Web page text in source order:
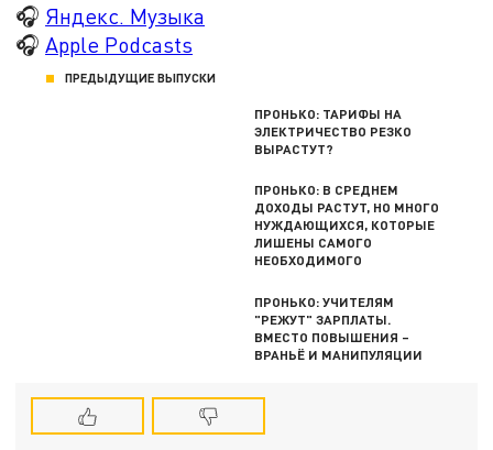
🎧 Яндекс. Музыка
🎧 Apple Podcasts
ПРЕДЫДУЩИЕ ВЫПУСКИ
ПРОНЬКО: ТАРИФЫ НА
ЭЛЕКТРИЧЕСТВО РЕЗКО
ВЫРАСТУТ?
ПРОНЬКО: В СРЕДНЕМ
ДОХОДЫ РАСТУТ, НО МНОГО
НУЖДАЮЩИХСЯ, КОТОРЫЕ
ЛИШЕНЫ САМОГО
НЕОБХОДИМОГО
ПРОНЬКО: УЧИТЕЛЯМ
"РЕЖУТ" ЗАРПЛАТЫ.
ВМЕСТО ПОВЫШЕНИЯ –
ВРАНЬЁ И МАНИПУЛЯЦИИ